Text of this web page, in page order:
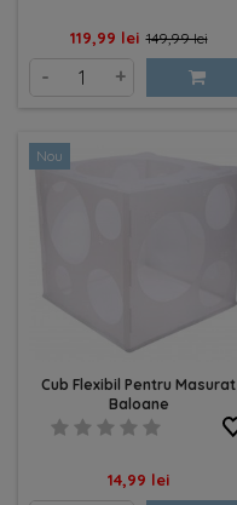
Pret
119,99 lei Pret
baza
149,99 lei
- +
Nou
Cub Flexibil Pentru Masurat
Baloane
Pret
14,99 lei